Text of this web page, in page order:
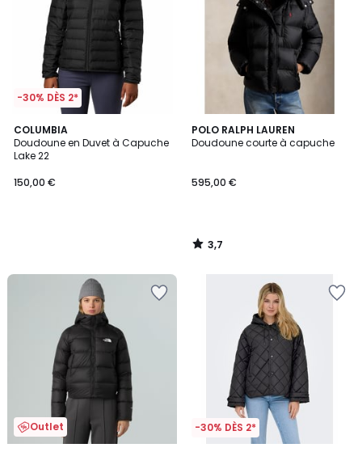
-30% DÈS 2*
COLUMBIA
Doudoune en Duvet à Capuche
Lake 22
150,00 €
POLO RALPH LAUREN
Doudoune courte à capuche
595,00 €
3,7
/ 5
3,7
/
Outlet -30% DÈS 2*